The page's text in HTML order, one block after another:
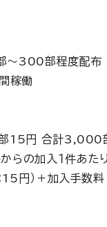
～300部程度配布
稼働
部15円 合計3,000
からの加入１件
）＋加入手数料